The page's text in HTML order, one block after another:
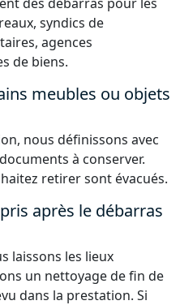
syndics de
agences
de biens.
meubles ou objets
nous définissons avec
à conserver.
retirer sont évacués.
après le débarras
laissons les lieux
un nettoyage de fin de
dans la prestation. Si